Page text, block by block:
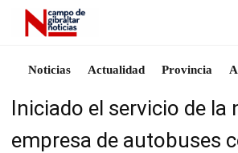
Noticias Actualidad Provincia
Iniciado el servicio de la
empresa de autobuses